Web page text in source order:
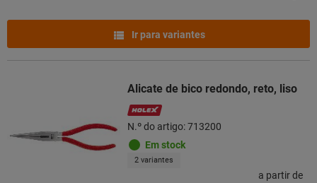
Ir para variantes
Alicate de bico redondo, reto, liso
N.º do artigo: 713200
Em stock
2 variantes
a partir de